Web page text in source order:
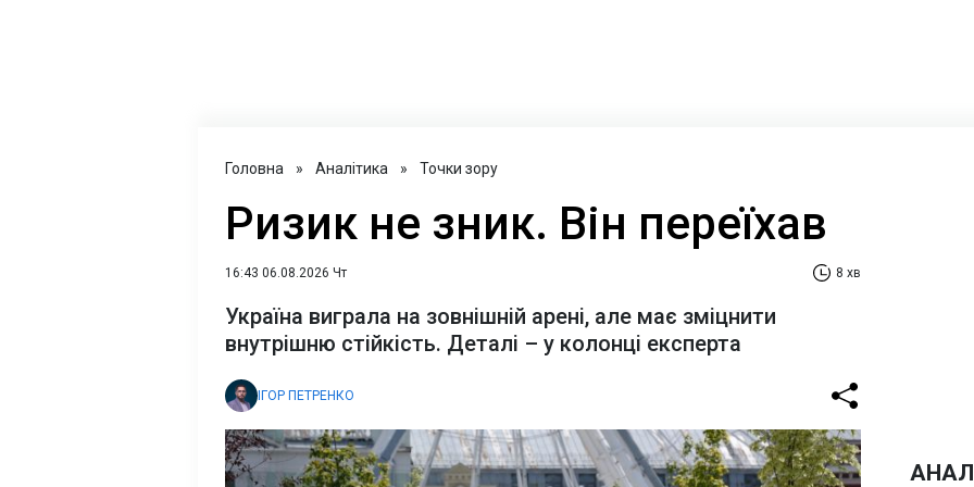
Головна » Аналітика » Точки зору
Ризик не зник. Він переїхав
16:43 06.08.2026 Чт 8 хв
Україна виграла на зовнішній арені, але має зміцнити
внутрішню стійкість. Деталі – у колонці експерта
ІГОР ПЕТРЕНКО